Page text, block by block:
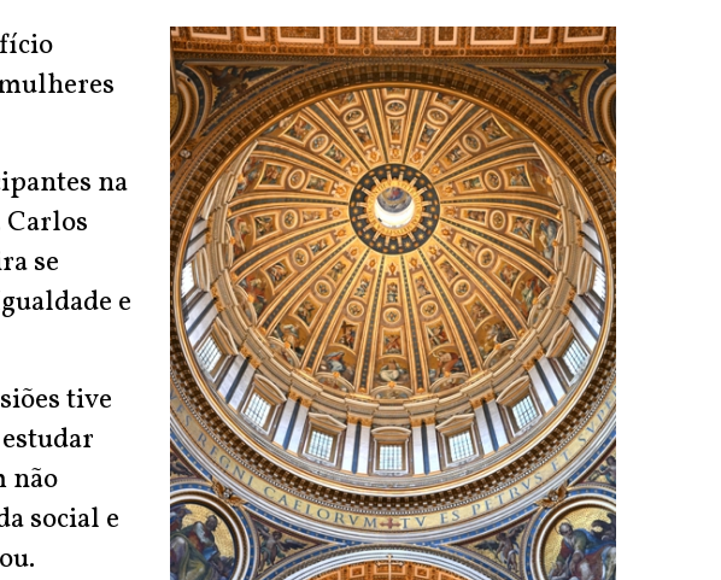
na
Carlos
se
e
tive
não
social e